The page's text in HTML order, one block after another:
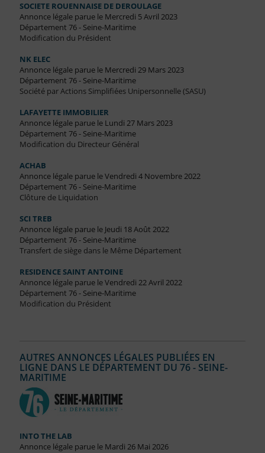
SOCIETE ROUENNAISE DE DEROULAGE
Annonce légale parue le Mercredi 5 Avril 2023
Département 76 - Seine-Maritime
Modification du Président
NK ELEC
Annonce légale parue le Mercredi 29 Mars 2023
Département 76 - Seine-Maritime
Société par Actions Simplifiées Unipersonnelle (SASU)
LAFAYETTE IMMOBILIER
Annonce légale parue le Lundi 27 Mars 2023
Département 76 - Seine-Maritime
Modification du Directeur Général
ACHAB
Annonce légale parue le Vendredi 4 Novembre 2022
Département 76 - Seine-Maritime
Clôture de Liquidation
SCI TREB
Annonce légale parue le Jeudi 18 Août 2022
Département 76 - Seine-Maritime
Transfert de siège dans le Même Département
RESIDENCE SAINT ANTOINE
Annonce légale parue le Vendredi 22 Avril 2022
Département 76 - Seine-Maritime
Modification du Président
AUTRES ANNONCES LÉGALES PUBLIÉES EN
LIGNE DANS LE DÉPARTEMENT DU 76 - SEINE-
MARITIME
INTO THE LAB
Annonce légale parue le Mardi 26 Mai 2026